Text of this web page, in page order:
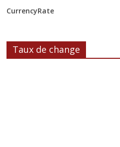
CurrencyRate
Taux de change